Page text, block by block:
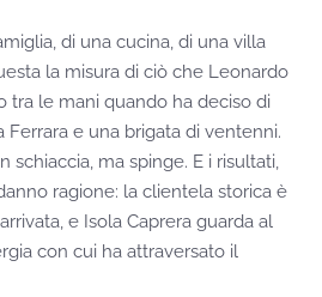
di una cucina, di una villa
la misura di ciò che Leonardo
tra le mani quando ha deciso di
e una brigata di ventenni.
schiaccia, ma spinge. E i risultati,
ragione: la clientela storica è
e Isola Caprera guarda al
con cui ha attraversato il